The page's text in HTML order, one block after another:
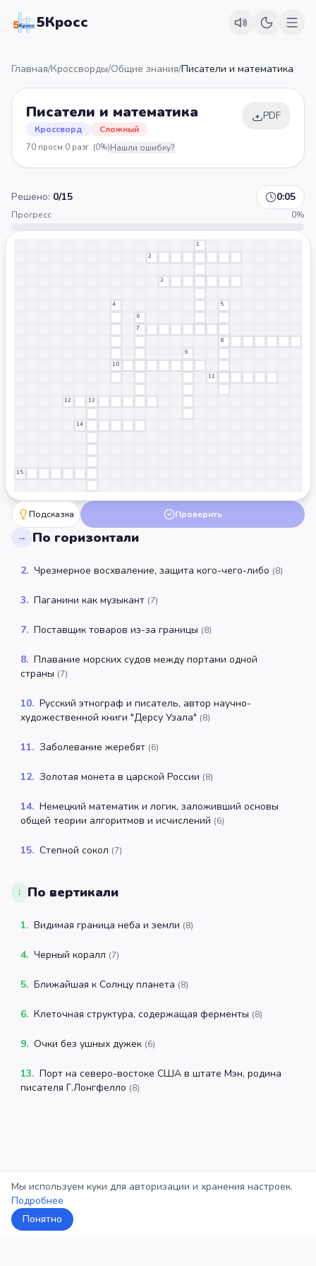
5Кросс
Главная/Кроссворды/Общие знания/Писатели и математика
Писатели и математика
Кроссворд Сложный
PDF
70 просм.0 разг. (0%)Нашли ошибку?
Решено: 0/15 0:05
Прогресс 0%
1
2
3
4
5
6
7
8
9
10
11
12 13
14
15
Подсказка Проверить
→ По горизонтали
2. Чрезмерное восхваление, защита кого-чего-либо (8)
3. Паганини как музыкант (7)
7. Поставщик товаров из-за границы (8)
8. Плавание морских судов между портами одной
страны (7)
10. Русский этнограф и писатель, автор научно-
художественной книги "Дерсу Узала" (8)
11. Заболевание жеребят (6)
12. Золотая монета в царской России (8)
14. Немецкий математик и логик, заложивший основы
общей теории алгоритмов и исчислений (6)
15. Степной сокол (7)
↓ По вертикали
1. Видимая граница неба и земли (8)
4. Черный коралл (7)
5. Ближайшая к Солнцу планета (8)
6. Клеточная структура, содержащая ферменты (8)
9. Очки без ушных дужек (6)
13. Порт на северо-востоке США в штате Мэн, родина
писателя Г.Лонгфелло (8)
Мы используем куки для авторизации и хранения настроек.
Подробнее
Понятно